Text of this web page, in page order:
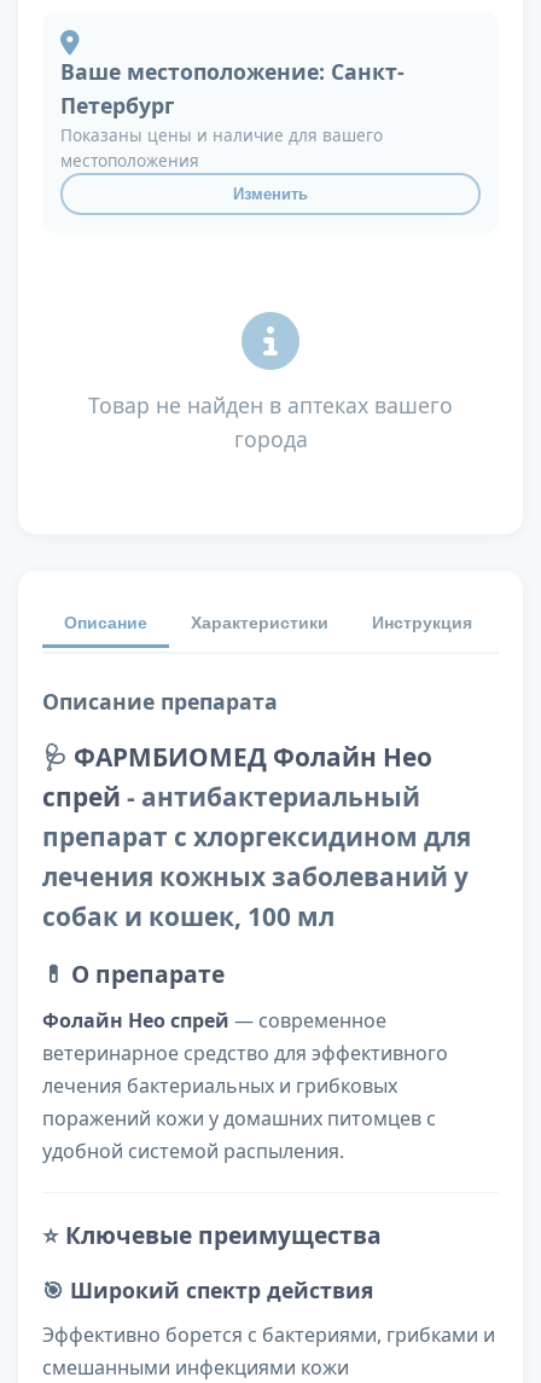
Ваше местоположение: Санкт-
Петербург
Показаны цены и наличие для вашего
местоположения
Изменить
Товар не найден в аптеках вашего
города
Описание Характеристики Инструкция
Описание препарата
🩺 ФАРМБИОМЕД Фолайн Нео
спрей - антибактериальный
препарат с хлоргексидином для
лечения кожных заболеваний у
собак и кошек, 100 мл
💊 О препарате
Фолайн Нео спрей — современное
ветеринарное средство для эффективного
лечения бактериальных и грибковых
поражений кожи у домашних питомцев с
удобной системой распыления.
⭐ Ключевые преимущества
🎯 Широкий спектр действия
Эффективно борется с бактериями, грибками и
смешанными инфекциями кожи